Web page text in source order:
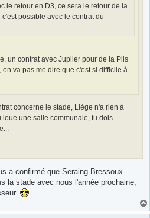
le retour en D3, ce sera le retour de la
possible avec le contrat du
un contrat avec Jupiler pour de la Pils
va pas me dire que c'est si difficile à
concerne le stade, Liège n'a rien à
loue une salle communale, tu dois
a confirmé que Seraing-Bressoux-
la stade avec nous l'année prochaine,